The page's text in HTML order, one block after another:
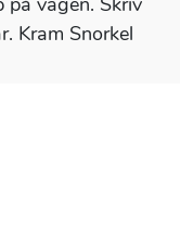
Kram Snorkel